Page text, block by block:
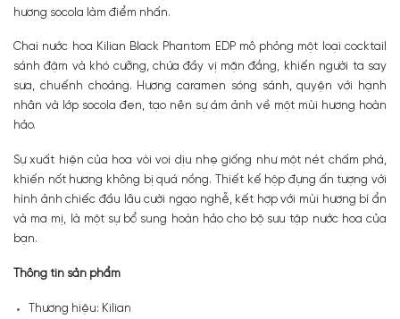
hương socola làm điểm nhấn.
Chai nước hoa Kilian Black Phantom EDP mô phỏng một loại cocktail
sánh đậm và khó cưỡng, chứa đầy vị mặn đắng, khiến người ta say
sưa, chuếnh choáng. Hương caramen sóng sánh, quyện với hạnh
nhân và lớp socola đen, tạo nên sự ám ảnh về một mùi hương hoàn
hảo.
Sự xuất hiện của hoa vòi voi dịu nhẹ giống như một nét chấm phá,
khiến nốt hương không bị quá nồng. Thiết kế hộp đựng ấn tượng với
hình ảnh chiếc đầu lâu cười ngạo nghễ, kết hợp với mùi hương bí ẩn
và ma mị, là một sự bổ sung hoàn hảo cho bộ sưu tập nước hoa của
bạn.
Thông tin sản phẩm
Thương hiệu: Kilian